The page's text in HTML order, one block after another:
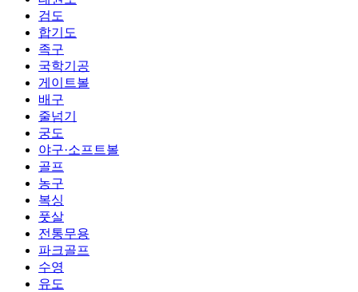
검도
합기도
족구
국학기공
게이트볼
배구
줄넘기
궁도
야구·소프트볼
골프
농구
복싱
풋살
전통무용
파크골프
수영
유도